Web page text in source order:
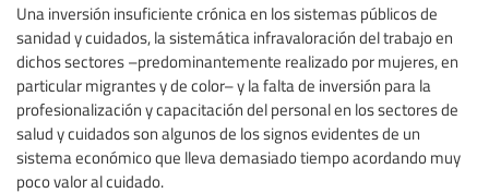
Una inversión insuficiente crónica en los sistemas públicos de
sanidad y cuidados, la sistemática infravaloración del trabajo en
dichos sectores –predominantemente realizado por mujeres, en
particular migrantes y de color– y la falta de inversión para la
profesionalización y capacitación del personal en los sectores de
salud y cuidados son algunos de los signos evidentes de un
sistema económico que lleva demasiado tiempo acordando muy
poco valor al cuidado.